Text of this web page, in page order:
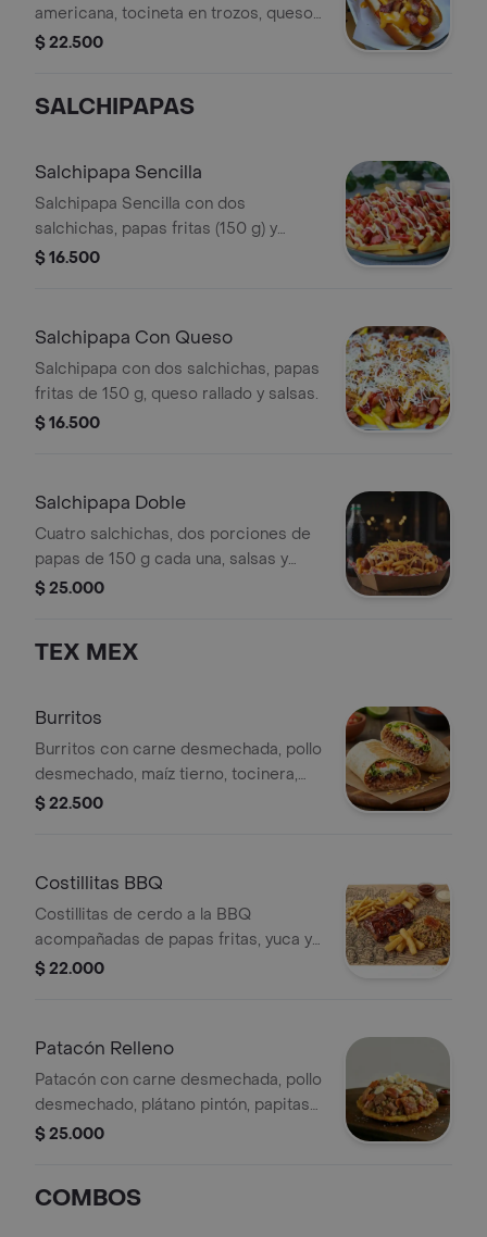
americana, tocineta en trozos, queso
y salsa de la casa. Incluye papita chip
$ 22.500
SALCHIPAPAS
Salchipapa Sencilla
Salchipapa Sencilla con dos
salchichas, papas fritas (150 g) y
variedad de salsas.
$ 16.500
Salchipapa Con Queso
Salchipapa con dos salchichas, papas
fritas de 150 g, queso rallado y salsas.
$ 16.500
Salchipapa Doble
Cuatro salchichas, dos porciones de
papas de 150 g cada una, salsas y
queso. Incluye papas en espiral y
$ 25.000
TEX MEX
Burritos
Burritos con carne desmechada, pollo
desmechado, maíz tierno, tocinera,
madurito y queso.
$ 22.500
Costillitas BBQ
Costillitas de cerdo a la BBQ
acompañadas de papas fritas, yuca y
arroz con vegetales.
$ 22.000
Patacón Relleno
Patacón con carne desmechada, pollo
desmechado, plátano pintón, papitas
chip, queso, chicharrón, huevo de
$ 25.000
COMBOS